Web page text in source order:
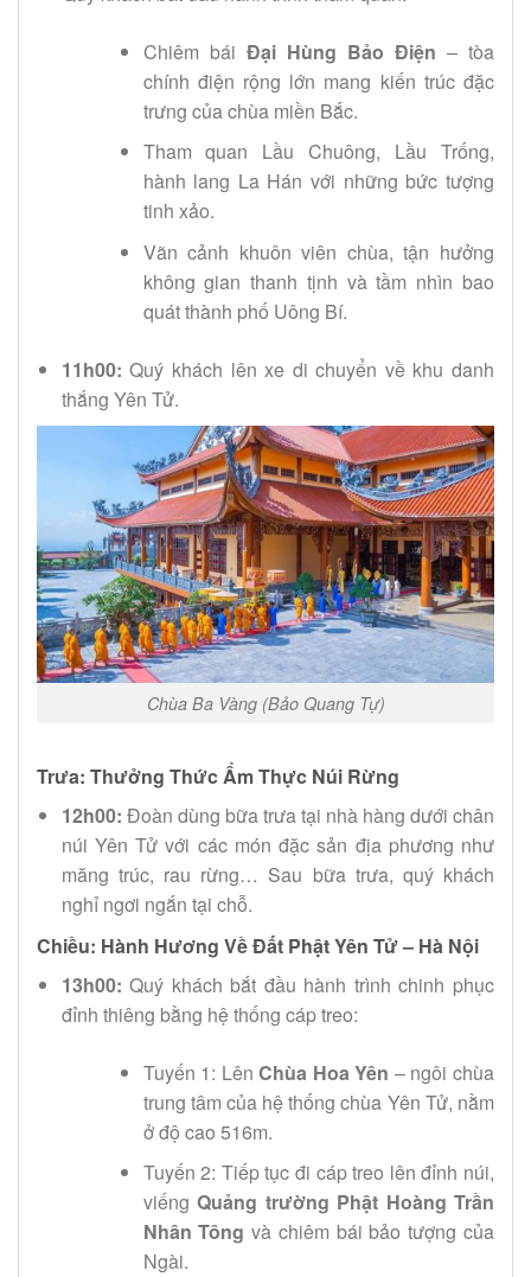
Chiêm bái Đại Hùng Bảo Điện – tòa
chính điện rộng lớn mang kiến trúc đặc
trưng của chùa miền Bắc.
Tham quan Lầu Chuông, Lầu Trống,
hành lang La Hán với những bức tượng
tinh xảo.
Vãn cảnh khuôn viên chùa, tận hưởng
không gian thanh tịnh và tầm nhìn bao
quát thành phố Uông Bí.
11h00: Quý khách lên xe di chuyển về khu danh
thắng Yên Tử.
Chùa Ba Vàng (Bảo Quang Tự)
Trưa: Thưởng Thức Ẩm Thực Núi Rừng
12h00: Đoàn dùng bữa trưa tại nhà hàng dưới chân
núi Yên Tử với các món đặc sản địa phương như
măng trúc, rau rừng… Sau bữa trưa, quý khách
nghỉ ngơi ngắn tại chỗ.
Chiều: Hành Hương Về Đất Phật Yên Tử – Hà Nội
13h00: Quý khách bắt đầu hành trình chinh phục
đỉnh thiêng bằng hệ thống cáp treo:
Tuyến 1: LênChùa Hoa Yên – ngôi chùa
trung tâm của hệ thống chùa Yên Tử, nằm
ở độ cao 516m.
Tuyến 2: Tiếp tục đi cáp treo lên đỉnh núi,
viếngQuảng trường Phật Hoàng Trần
Nhân Tông và chiêm bái bảo tượng của
Ngài.